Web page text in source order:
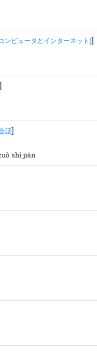
ンピュータとインターネット)]
]
話]
shí jiān